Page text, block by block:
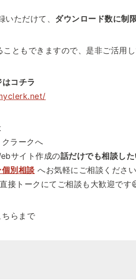
いただけて、 ダウンロード数に制
こともできますので、是非ご活用
コチラ
ラークへ
サイト作成の話だけでも相談し
別相談 へお気軽にご相談くださ
接トークにてご相談も大歓迎です
らまで